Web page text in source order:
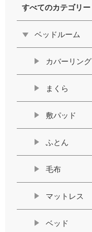
すべてのカテゴリー
ベッドルーム
カバーリング
まくら
敷パッド
ふとん
毛布
マットレス
ベッド